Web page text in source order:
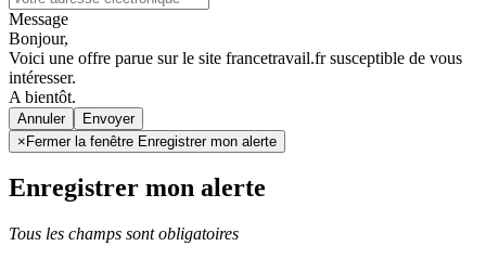
Message
Bonjour,
Voici une offre parue sur le site francetravail.fr susceptible de vous
intéresser.
A bientôt.
Annuler
×Fermer la fenêtre Enregistrer mon alerte
Enregistrer mon alerte
Tous les champs sont obligatoires